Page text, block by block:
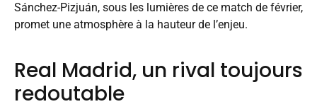
Sánchez-Pizjuán, sous les lumières de ce match de février,
promet une atmosphère à la hauteur de l’enjeu.
Real Madrid, un rival toujours
redoutable